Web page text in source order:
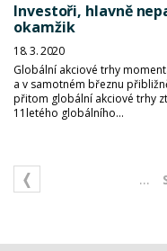
Investoři, hlavně
okamžik
18. 3. 2020
Globální akciové trhy
a v samotném březnu
přitom globální akciové trhy
11letého globálního...
...